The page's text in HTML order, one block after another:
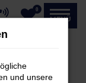
0
MENÜ
und unsere